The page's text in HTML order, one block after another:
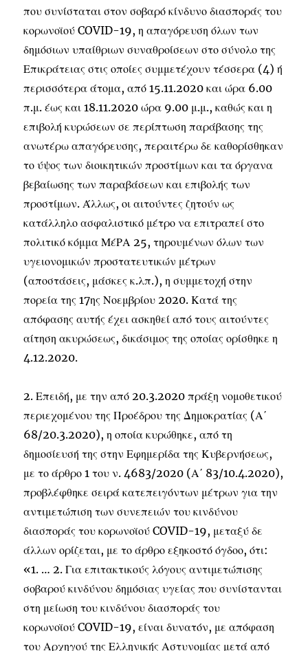
που συνίσταται στον σοβαρό κίνδυνο διασποράς του
κορωνοϊού COVID-19, η απαγόρευση όλων των
δημόσιων υπαίθριων συναθροίσεων στο σύνολο της
Επικράτειας στις οποίες συμμετέχουν τέσσερα (4) ή
περισσότερα άτομα, από 15.11.2020 και ώρα 6.00
π.μ. έως και 18.11.2020 ώρα 9.00 μ.μ., καθώς και η
επιβολή κυρώσεων σε περίπτωση παράβασης της
ανωτέρω απαγόρευσης, περαιτέρω δε καθορίσθηκαν
το ύψος των διοικητικών προστίμων και τα όργανα
βεβαίωσης των παραβάσεων και επιβολής των
προστίμων. Άλλως, οι αιτούντες ζητούν ως
κατάλληλο ασφαλιστικό μέτρο να επιτραπεί στο
πολιτικό κόμμα ΜέΡΑ 25, τηρουμένων όλων των
υγειονομικών προστατευτικών μέτρων
(αποστάσεις, μάσκες κ.λπ.), η συμμετοχή στην
πορεία της 17ης Νοεμβρίου 2020. Κατά της
απόφασης αυτής έχει ασκηθεί από τους αιτούντες
αίτηση ακυρώσεως, δικάσιμος της οποίας ορίσθηκε η
4.12.2020.
2. Επειδή, με την από 20.3.2020 πράξη νομοθετικού
περιεχομένου της Προέδρου της Δημοκρατίας (Α΄
68/20.3.2020), η οποία κυρώθηκε, από τη
δημοσίευσή της στην Εφημερίδα της Κυβερνήσεως,
με το άρθρο 1 του ν. 4683/2020 (Α΄ 83/10.4.2020),
προβλέφθηκε σειρά κατεπειγόντων μέτρων για την
αντιμετώπιση των συνεπειών του κινδύνου
διασποράς του κορωνοϊού COVID-19, μεταξύ δε
άλλων ορίζεται, με το άρθρο εξηκοστό όγδοο, ότι:
«1. … 2. Για επιτακτικούς λόγους αντιμετώπισης
σοβαρού κινδύνου δημόσιας υγείας που συνίστανται
στη μείωση του κινδύνου διασποράς του
κορωνοϊού COVID-19, είναι δυνατόν, με απόφαση
του Αρχηγού της Ελληνικής Αστυνομίας μετά από